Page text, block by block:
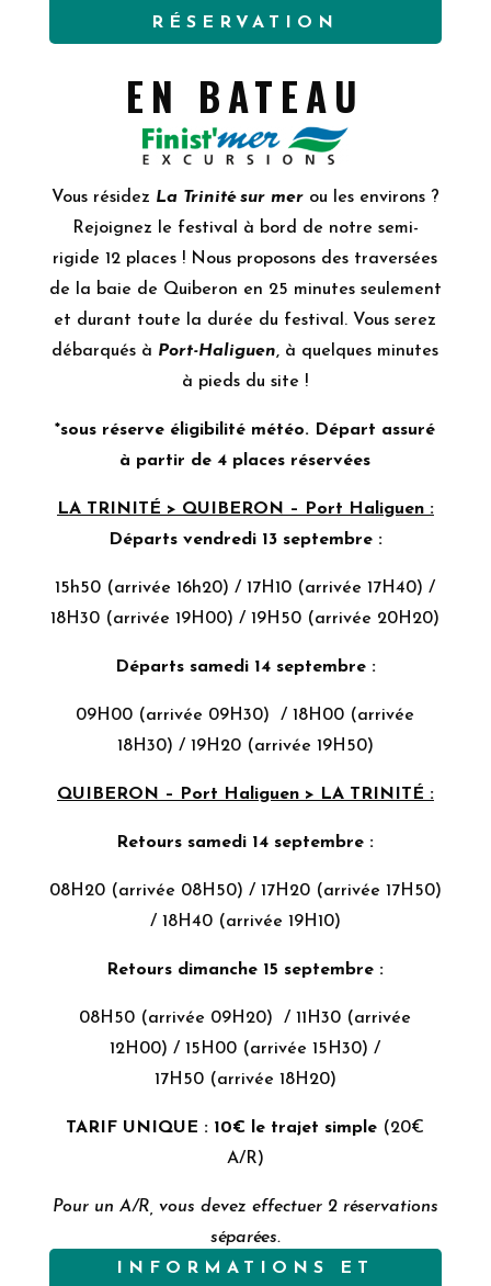
RÉSERVATION
EN BATEAU
Vous résidez La Trinité sur mer ou les environs ?
Rejoignez le festival à bord de notre semi-
rigide 12 places ! Nous proposons des traversées
de la baie de Quiberon en 25 minutes seulement
et durant toute la durée du festival. Vous serez
débarqués à Port-Haliguen, à quelques minutes
à pieds du site !
*sous réserve éligibilité météo. Départ assuré
à partir de 4 places réservées
LA TRINITÉ > QUIBERON – Port Haliguen :
Départs vendredi 13 septembre :
15h50 (arrivée 16h20) / 17H10 (arrivée 17H40) /
18H30 (arrivée 19H00) / 19H50 (arrivée 20H20)
Départs samedi 14 septembre :
09H00 (arrivée 09H30) / 18H00 (arrivée
18H30) / 19H20 (arrivée 19H50)
QUIBERON – Port Haliguen > LA TRINITÉ :
Retours samedi 14 septembre :
08H20 (arrivée 08H50) / 17H20 (arrivée 17H50)
/ 18H40 (arrivée 19H10)
Retours dimanche 15 septembre :
08H50 (arrivée 09H20) / 11H30 (arrivée
12H00) / 15H00 (arrivée 15H30) /
17H50 (arrivée 18H20)
TARIF UNIQUE : 10€ le trajet simple (20€
A/R)
Pour un A/R, vous devez effectuer 2 réservations
séparées.
INFORMATIONS ET